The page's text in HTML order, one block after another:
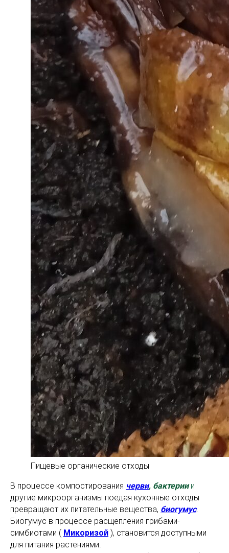
Пищевые органические отходы
В процессе компостирования черви, бактериии
другие микроорганизмы поедая кухонные отходы
превращают их питательные вещества, биогумус.
Биогумус в процессе расщепления грибами-
симбиотами ( Микоризой ), становится доступными
для питания растениями.